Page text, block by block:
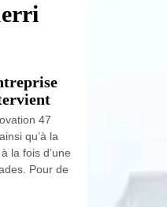
47
qu’à la
la fois d’une
Pour de